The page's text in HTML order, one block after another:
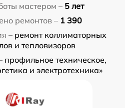
мастером – 5 лет
ремонтов – 1 390
– ремонт коллиматорных
и тепловизоров
профильное техническое,
и электротехника»